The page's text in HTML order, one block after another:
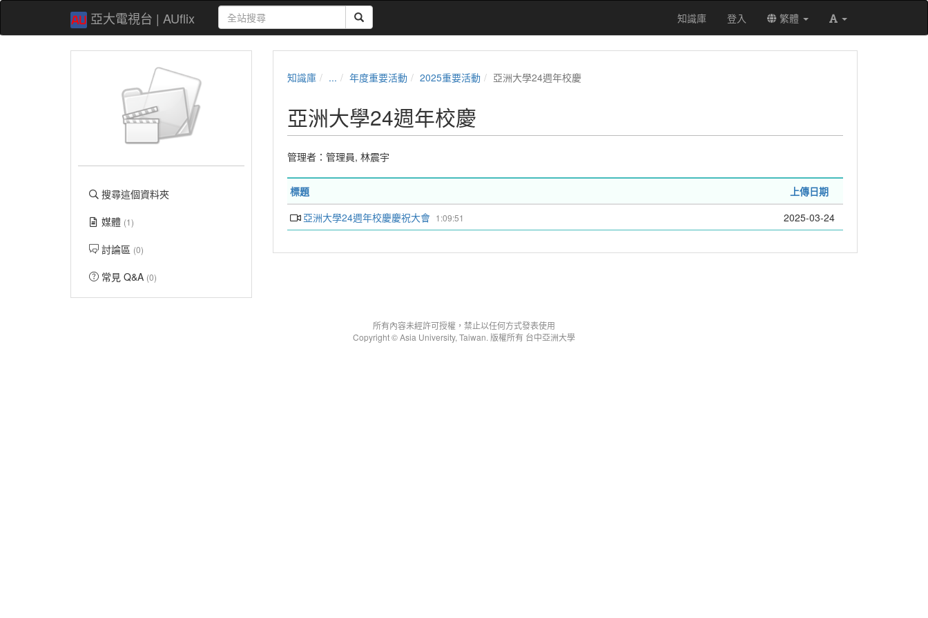
亞大電視台 | AUflix 知識庫 登入 繁體
搜尋這個資料夾
媒體 (1)
討論區 (0)
常見 Q&A (0)
知識庫 ... 年度重要活動 2025重要活動 亞洲大學24週年校慶
亞洲大學24週年校慶
管理者： 管理員, 林震宇
標題 上傳日期
1:09:51
亞洲大學24週年校慶慶祝大會 2025-03-24
所有內容未經許可授權，禁止以任何方式發表使用
Copyright © Asia University, Taiwan. 版權所有 台中亞洲大學